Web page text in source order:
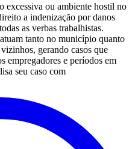
excessiva ou ambiente hostil no
a indenização por danos
as verbas trabalhistas.
tanto no município quanto
gerando casos que
empregadores e períodos em
seu caso com